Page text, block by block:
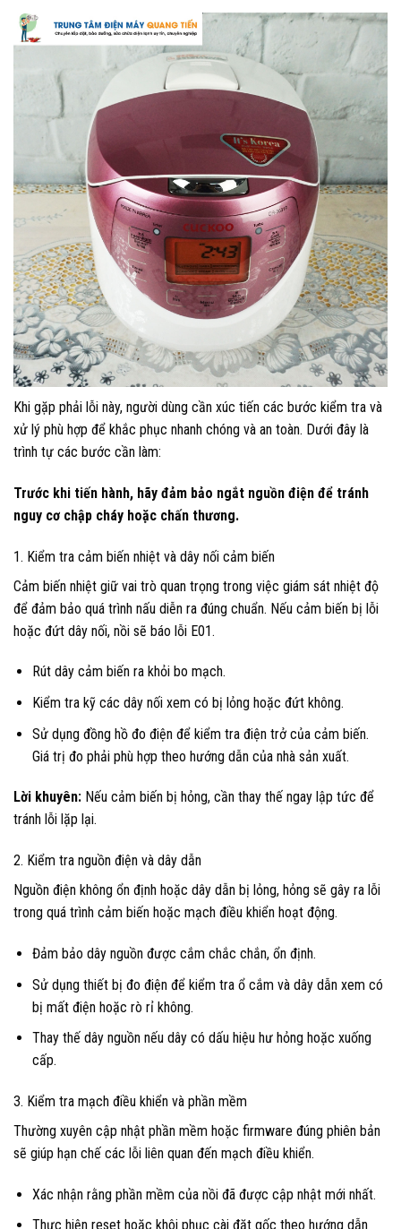
Khi gặp phải lỗi này, người dùng cần xúc tiến các bước kiểm tra và
xử lý phù hợp để khắc phục nhanh chóng và an toàn. Dưới đây là
trình tự các bước cần làm:
Trước khi tiến hành, hãy đảm bảo ngắt nguồn điện để tránh
nguy cơ chập cháy hoặc chấn thương.
1. Kiểm tra cảm biến nhiệt và dây nối cảm biến
Cảm biến nhiệt giữ vai trò quan trọng trong việc giám sát nhiệt độ
để đảm bảo quá trình nấu diễn ra đúng chuẩn. Nếu cảm biến bị lỗi
hoặc đứt dây nối, nồi sẽ báo lỗi E01.
Rút dây cảm biến ra khỏi bo mạch.
Kiểm tra kỹ các dây nối xem có bị lỏng hoặc đứt không.
Sử dụng đồng hồ đo điện để kiểm tra điện trở của cảm biến.
Giá trị đo phải phù hợp theo hướng dẫn của nhà sản xuất.
Lời khuyên: Nếu cảm biến bị hỏng, cần thay thế ngay lập tức để
tránh lỗi lặp lại.
2. Kiểm tra nguồn điện và dây dẫn
Nguồn điện không ổn định hoặc dây dẫn bị lỏng, hỏng sẽ gây ra lỗi
trong quá trình cảm biến hoặc mạch điều khiển hoạt động.
Đảm bảo dây nguồn được cắm chắc chắn, ổn định.
Sử dụng thiết bị đo điện để kiểm tra ổ cắm và dây dẫn xem có
bị mất điện hoặc rò rỉ không.
Thay thế dây nguồn nếu dây có dấu hiệu hư hỏng hoặc xuống
cấp.
3. Kiểm tra mạch điều khiển và phần mềm
Thường xuyên cập nhật phần mềm hoặc firmware đúng phiên bản
sẽ giúp hạn chế các lỗi liên quan đến mạch điều khiển.
Xác nhận rằng phần mềm của nồi đã được cập nhật mới nhất.
Thực hiện reset hoặc khôi phục cài đặt gốc theo hướng dẫn